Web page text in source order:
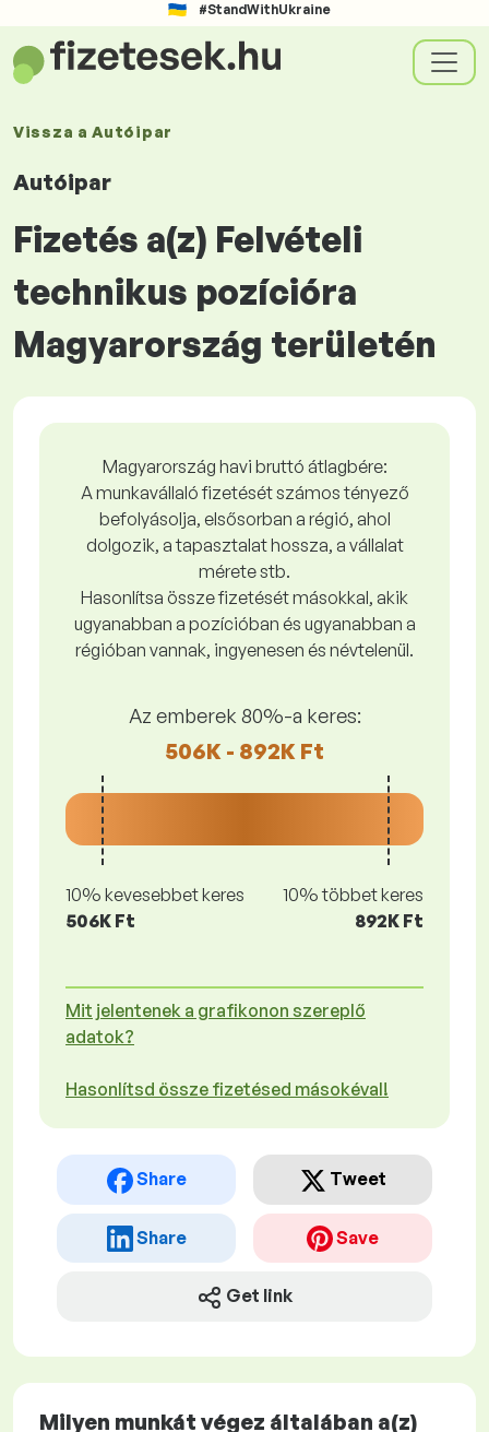
#StandWithUkraine
Vissza aAutóipar
Autóipar
Fizetés a(z) Felvételi
technikus pozícióra
Magyarország területén
Magyarország havi bruttó átlagbére:
A munkavállaló fizetését számos tényező
befolyásolja, elsősorban a régió, ahol
dolgozik, a tapasztalat hossza, a vállalat
mérete stb.
Hasonlítsa össze fizetését másokkal, akik
ugyanabban a pozícióban és ugyanabban a
régióban vannak, ingyenesen és névtelenül.
Az emberek 80%-a keres:
506K - 892K Ft
10% kevesebbet keres
506K Ft
10% többet keres
892K Ft
Mit jelentenek a grafikonon szereplő
adatok?
Hasonlítsd össze fizetésed másokéval!
Share Tweet
Share Save
Get link
Milyen munkát végez általában a(z)